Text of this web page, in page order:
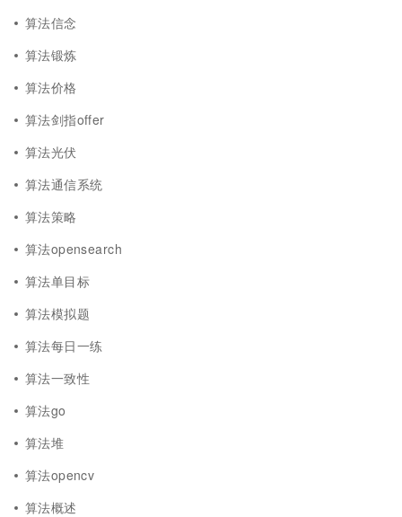
算法信念
算法锻炼
算法价格
算法剑指offer
算法光伏
算法通信系统
算法策略
算法opensearch
算法单目标
算法模拟题
算法每日一练
算法一致性
算法go
算法堆
算法opencv
算法概述